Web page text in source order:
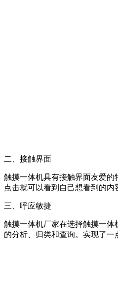
二、接触界面
触摸一体机具有接触界面友爱
点击就可以看到自己想看到的内
三、呼应敏捷
触摸一体机厂家在选择触摸一
的分析、归类和查询。实现了一